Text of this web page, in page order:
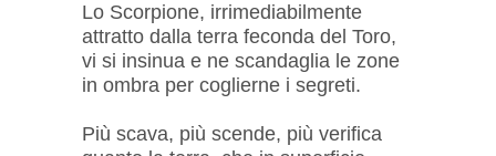
Lo Scorpione, irrimediabilmente
attratto dalla terra feconda del Toro,
vi si insinua e ne scandaglia le zone
in ombra per coglierne i segreti.
Più scava, più scende, più verifica